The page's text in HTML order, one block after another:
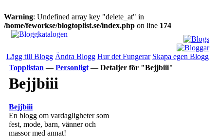
Warning: Undefined array key "delete_at" in
/home/feworkse/blogtoplist.se/index.php on line 174
Lägg till Blogg Ändra Blogg Hur det Fungerar Skapa egen Blogg
Topplistan — Personligt — Detaljer för "Bejjbiii"
Bejjbiii
Bejjbiii
En blogg om vardagligheter som
fest, mode, barn, vänner och
massor med annat!